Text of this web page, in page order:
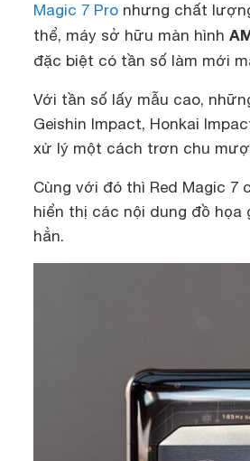
Magic 7 Pro nhưng chất
thể, máy sở hữu màn hình
đặc biệt có tần số làm mới
Với tần số lấy mẫu cao,
Geishin Impact, Honkai
xử lý một cách trơn chu
Cùng với đó thì Red Magic 7
hiển thị các nội dung đồ
hẳn.